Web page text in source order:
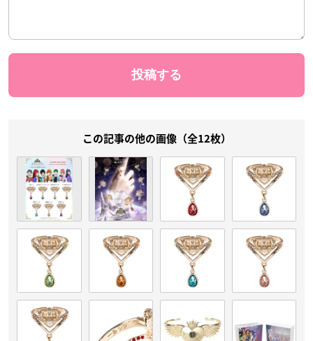
この記事の他の画像（全12枚）